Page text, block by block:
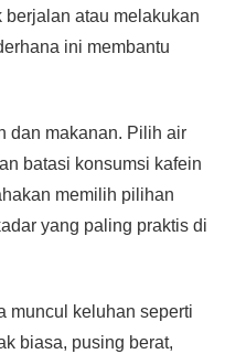
atau melakukan
ini membantu
dan makanan. Pilih air
batasi konsumsi kafein
memilih pilihan
yang paling praktis di
muncul keluhan seperti
biasa, pusing berat,